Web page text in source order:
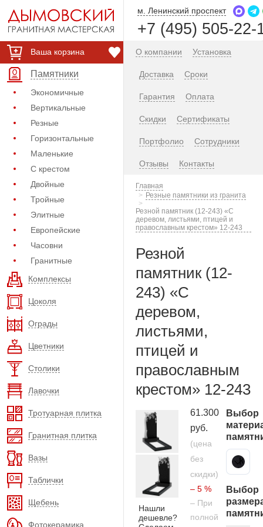
Ваша корзина
Памятники
Экономичные
Вертикальные
Резные
Горизонтальные
Маленькие
С крестом
Двойные
Тройные
Элитные
Европейские
Часовни
Гранитные
Комплексы
Цоколя
Ограды
Цветники
Столики
Лавочки
Тротуарная плитка
Гранитная плитка
Вазы
Таблички
Щебень
Фотокерамика
м. Ленинский проспект
+7 (495) 505-22-
О компании Установка
Доставка Сроки
Гарантия Оплата
Скидки Сертификаты
Портфолио Сотрудники
Отзывы Контакты
Главная
Резные памятники из гранита
Резной памятник (12-243) «С
деревом, листьями, птицей и
православным крестом» 12-243
Резной
памятник (12-
243) «С
деревом,
листьями,
птицей и
православным
крестом» 12-243
Нашли
дешевле?
61.300
руб.
(цена
без
скидки)
– 5 %
– При
полной
Выбор
Карельский гранит
Выбор